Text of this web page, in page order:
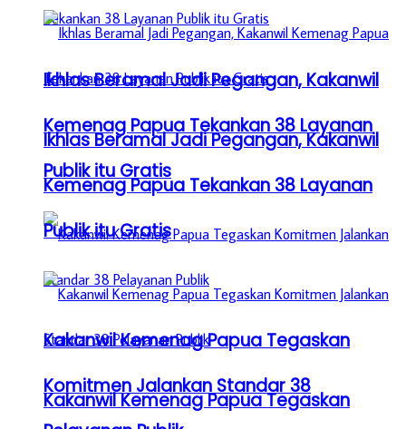
Ikhlas Beramal Jadi Pegangan, Kakanwil
Kemenag Papua Tekankan 38 Layanan
Publik itu Gratis
Kakanwil Kemenag Papua Tegaskan
Komitmen Jalankan Standar 38
Ikhlas Beramal Jadi Pegangan, Kakanwil
Kemenag Papua Tekankan 38 Layanan
Publik itu Gratis
Kakanwil Kemenag Papua Tegaskan